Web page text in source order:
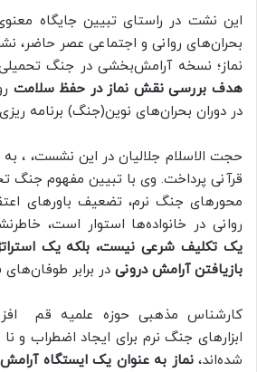
این نشت در راستای تبیین جایگاه
بحران‌های روانی و اجتماعی عصر حاضر،
نماز؛ نسخه آرامش‌بخشی در جنگ
هدف بررسی نقش نماز در حفظ سلامت
در دوران بحران‌های نوین(جنگ) برنامه
حجت الاسلام جلالیان در این نشست، ،
قرآنی پرداخت. وی با تبیین مفهوم جنگ
محورهای جنگ نرم، تضعیف باورهای
روانی در خانواده‌ها استوار است،
یک تکلیف شرعی نیست، بلکه یک
بازیافتن آرامش درونی در برابر
کارشناس مذهبی حوزه علمیه قم
ابزارهای جنگ نرم برای ایجاد اضطراب و
شده‌اند، نماز به عنوان یک ایستگاه